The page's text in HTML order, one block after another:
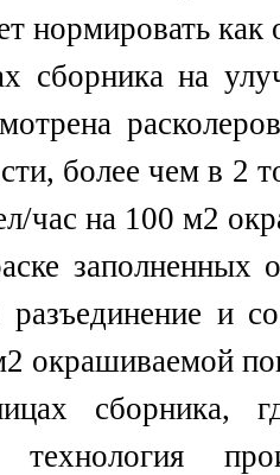
нормировать как
сборника на
более чем в 2
час на 100 м2
заполненных
разъединение и
окрашиваемой
сборника,
технология